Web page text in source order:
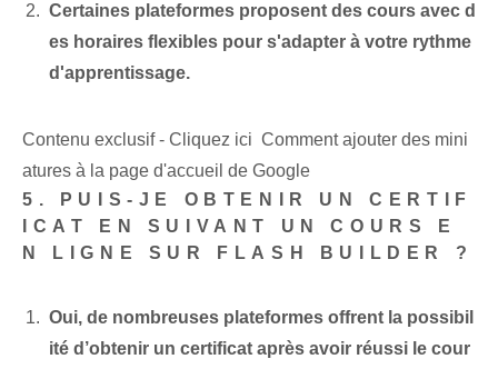
Certaines plateformes proposent des cours avec d
es horaires flexibles pour s'adapter à votre rythme
d'apprentissage.
Contenu exclusif - Cliquez ici Comment ajouter des mini
atures à la page d'accueil de Google
5. PUIS-JE OBTENIR UN CERTIF
ICAT EN SUIVANT UN COURS E
N LIGNE SUR FLASH BUILDER ?
Oui, de nombreuses plateformes offrent la possibil
ité d’obtenir un certificat après avoir réussi le cour